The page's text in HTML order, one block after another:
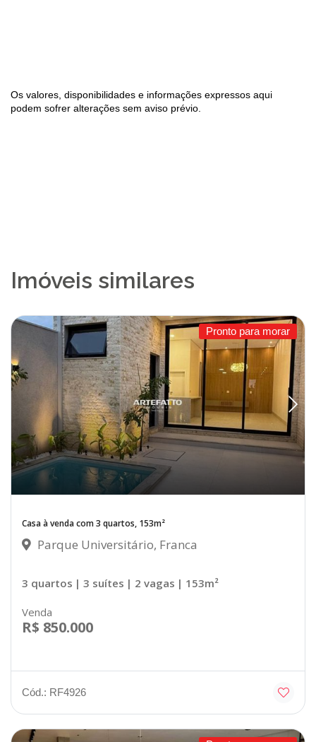
Os valores, disponibilidades e informações expressos aqui
podem sofrer alterações sem aviso prévio.
Imóveis similares
Pronto para morar
Casa à venda com 3 quartos, 153m²
Parque Universitário, Franca
3 quartos | 3 suítes | 2 vagas | 153m²
Venda
R$ 850.000
Cód.: RF4926